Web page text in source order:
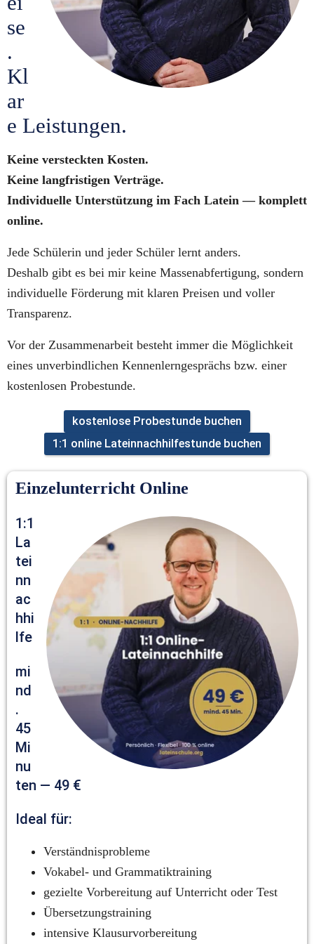
se
.
Kl
ar
e Leistungen.
Keine versteckten Kosten.
Keine langfristigen Verträge.
Individuelle Unterstützung im Fach Latein — komplett
online.
Jede Schülerin und jeder Schüler lernt anders.
Deshalb gibt es bei mir keine Massenabfertigung, sondern
individuelle Förderung mit klaren Preisen und voller
Transparenz.
Vor der Zusammenarbeit besteht immer die Möglichkeit
eines unverbindlichen Kennenlerngesprächs bzw. einer
kostenlosen Probestunde.
kostenlose Probestunde buchen
1:1 online Lateinnachhilfestunde buchen
Einzelunterricht Online
1:1
La
tei
nn
ac
hhi
lfe
mi
nd
.
45
Mi
nu
ten — 49 €
Ideal für:
Verständnisprobleme
Vokabel- und Grammatiktraining
gezielte Vorbereitung auf Unterricht oder Test
Übersetzungstraining
intensive Klausurvorbereitung